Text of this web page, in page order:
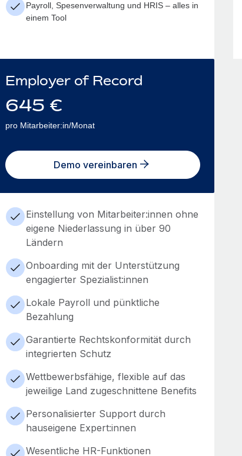
Payroll, Spesenverwaltung und HRIS – alles in
einem Tool
Employer of Record
645 €
pro Mitarbeiter:in/Monat
Demo vereinbaren
Einstellung von Mitarbeiter:innen ohne
eigene Niederlassung in über 90
Ländern
Onboarding mit der Unterstützung
engagierter Spezialist:innen
Lokale Payroll und pünktliche
Bezahlung
Garantierte Rechtskonformität durch
integrierten Schutz
Wettbewerbsfähige, flexible auf das
jeweilige Land zugeschnittene Benefits
Personalisierter Support durch
hauseigene Expert:innen
Wesentliche HR-Funktionen